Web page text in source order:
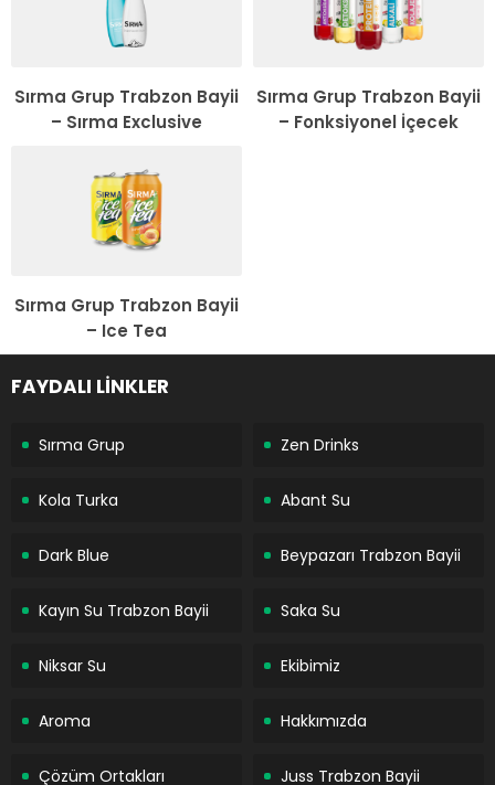
Sırma Grup Trabzon Bayii
– Sırma Exclusive
Sırma Grup Trabzon Bayii
– Fonksiyonel İçecek
Sırma Grup Trabzon Bayii
– Ice Tea
FAYDALI LİNKLER
Sırma Grup Zen Drinks
Kola Turka Abant Su
Dark Blue Beypazarı Trabzon Bayii
Kayın Su Trabzon Bayii Saka Su
Niksar Su Ekibimiz
Aroma Hakkımızda
Çözüm Ortakları Juss Trabzon Bayii